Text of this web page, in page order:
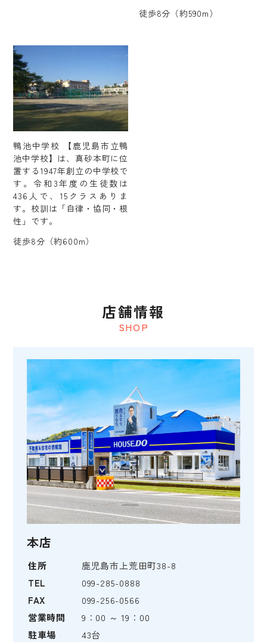
徒歩8分（約590m）
鴨池中学校 【鹿児島市立鴨
池中学校】は、真砂本町に位
置する1947年創立の中学校で
す。令和3年度の生徒数は
436人で、15クラスありま
す。校訓は「自律・協同・根
性」です。
徒歩8分（約600m）
SHOP
店舗情報
本店
住所
鹿児島市上荒田町38-8
TEL
099-285-0888
FAX
099-256-0566
営業時間
9：00 ～ 19：00
駐車場
43台